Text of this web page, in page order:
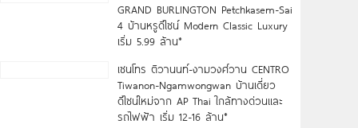
GRAND BURLINGTON Petchkasem-Sai
4 บ้านหรูดีไซน์ Modern Classic Luxury
เริ่ม 5.99 ล้าน*
เซนโทร ติวานนท์-งามวงศ์วาน CENTRO
Tiwanon-Ngamwongwan บ้านเดี่ยว
ดีไซน์ใหม่จาก AP Thai ใกล้ทางด่วนและ
รถไฟฟ้า เริ่ม 12-16 ล้าน*